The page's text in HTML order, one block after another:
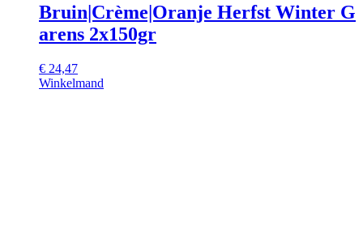
Bruin|Crème|Oranje Herfst Winter G
arens 2x150gr
€ 24,47
Winkelmand